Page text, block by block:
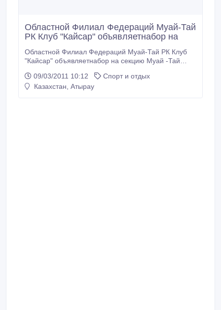
Областной Филиал Федераций Муай-Тай
РК Клуб "Кайсар" объявляетнабор на
Областной Филиал Федераций Муай-Тай РК Клуб
"Кайсар" объявляетнабор на секцию Муай -Тай
Спортзал Атырауского Института Нефти и Газа
(АИНиГ). Тренировки проводят старщий тренер
09/03/2011 10:12
Спорт и отдых
Казахстан, Атырау